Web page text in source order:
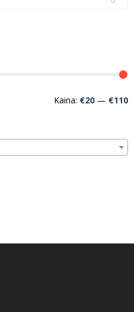
Kaina: €20 — €110